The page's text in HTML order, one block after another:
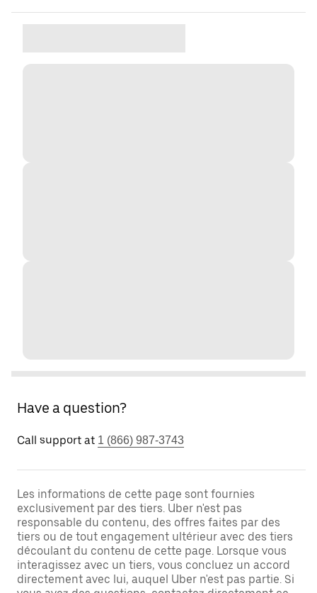
Have a question?
Call support at 1 (866) 987-3743
Les informations de cette page sont fournies
exclusivement par des tiers. Uber n'est pas
responsable du contenu, des offres faites par des
tiers ou de tout engagement ultérieur avec des tiers
découlant du contenu de cette page. Lorsque vous
interagissez avec un tiers, vous concluez un accord
directement avec lui, auquel Uber n'est pas partie. Si